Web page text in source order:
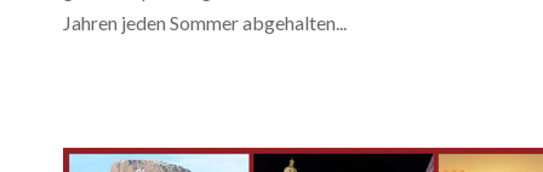
Jahren jeden Sommer abgehalten...